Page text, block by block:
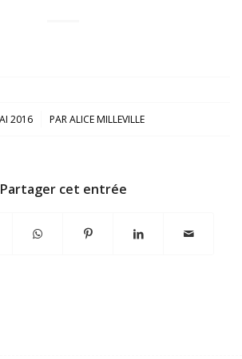
2016 PARALICE MILLEVILLE
Partager cet entrée